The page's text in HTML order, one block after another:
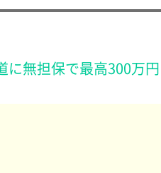
無担保で最高300万円